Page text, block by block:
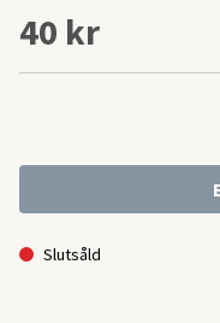
40 kr
Slutsåld